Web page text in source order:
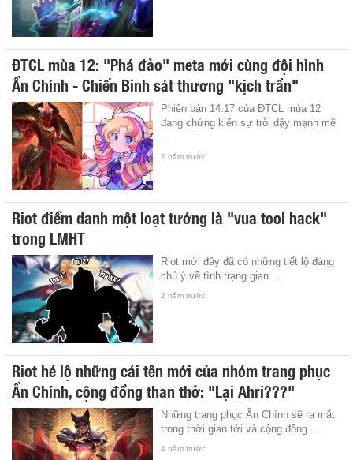
ĐTCL mùa 12: "Phá đảo" meta mới cùng đội hình
Ẩn Chính - Chiến Binh sát thương "kịch trần"
Phiên bản 14.17 của ĐTCL mùa 12
đang chứng kiến sự trỗi dậy mạnh mẽ
2 năm trước
Riot điểm danh một loạt tướng là "vua tool hack"
trong LMHT
Riot mới đây đã có những tiết lộ đáng
chú ý về tình trạng gian ...
2 năm trước
Riot hé lộ những cái tên mới của nhóm trang phục
Ẩn Chính, cộng đồng than thở: "Lại Ahri???"
Những trang phục Ẩn Chính sẽ ra mắt
trong thời gian tới và cộng đồng ...
4 năm trước